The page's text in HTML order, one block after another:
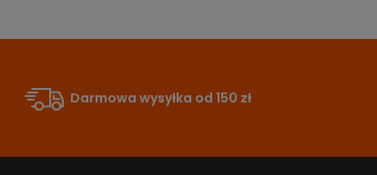
Darmowa wysyłka od 150 zł